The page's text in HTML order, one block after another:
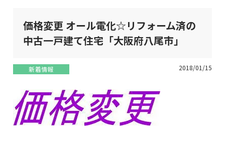
価格変更 オール電化☆リフォーム済の
中古一戸建て住宅「大阪府八尾市」
新着情報 2018/01/15